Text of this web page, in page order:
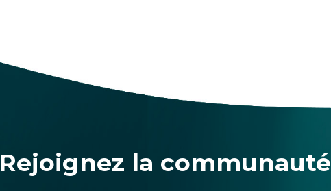
Rejoignez la communauté